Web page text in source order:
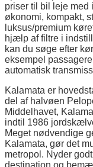
priser til bil leje med
økonomi, kompakt,
luksus/premium
hjælp af filtre i
kan du søge efter
eksempel
automatisk
Kalamata er
del af halvøen
Middelhavet,
indtil 1986
Meget nødvendige
Kalamata, gør det
metropol. Nyder
destination og